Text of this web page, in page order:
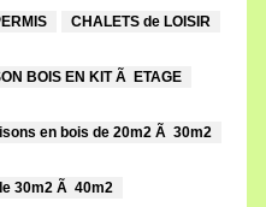
CHALETS de LOISIR
BOIS EN KIT Ã ETAGE
en bois de 20m2 Ã 30m2
30m2 Ã 40m2